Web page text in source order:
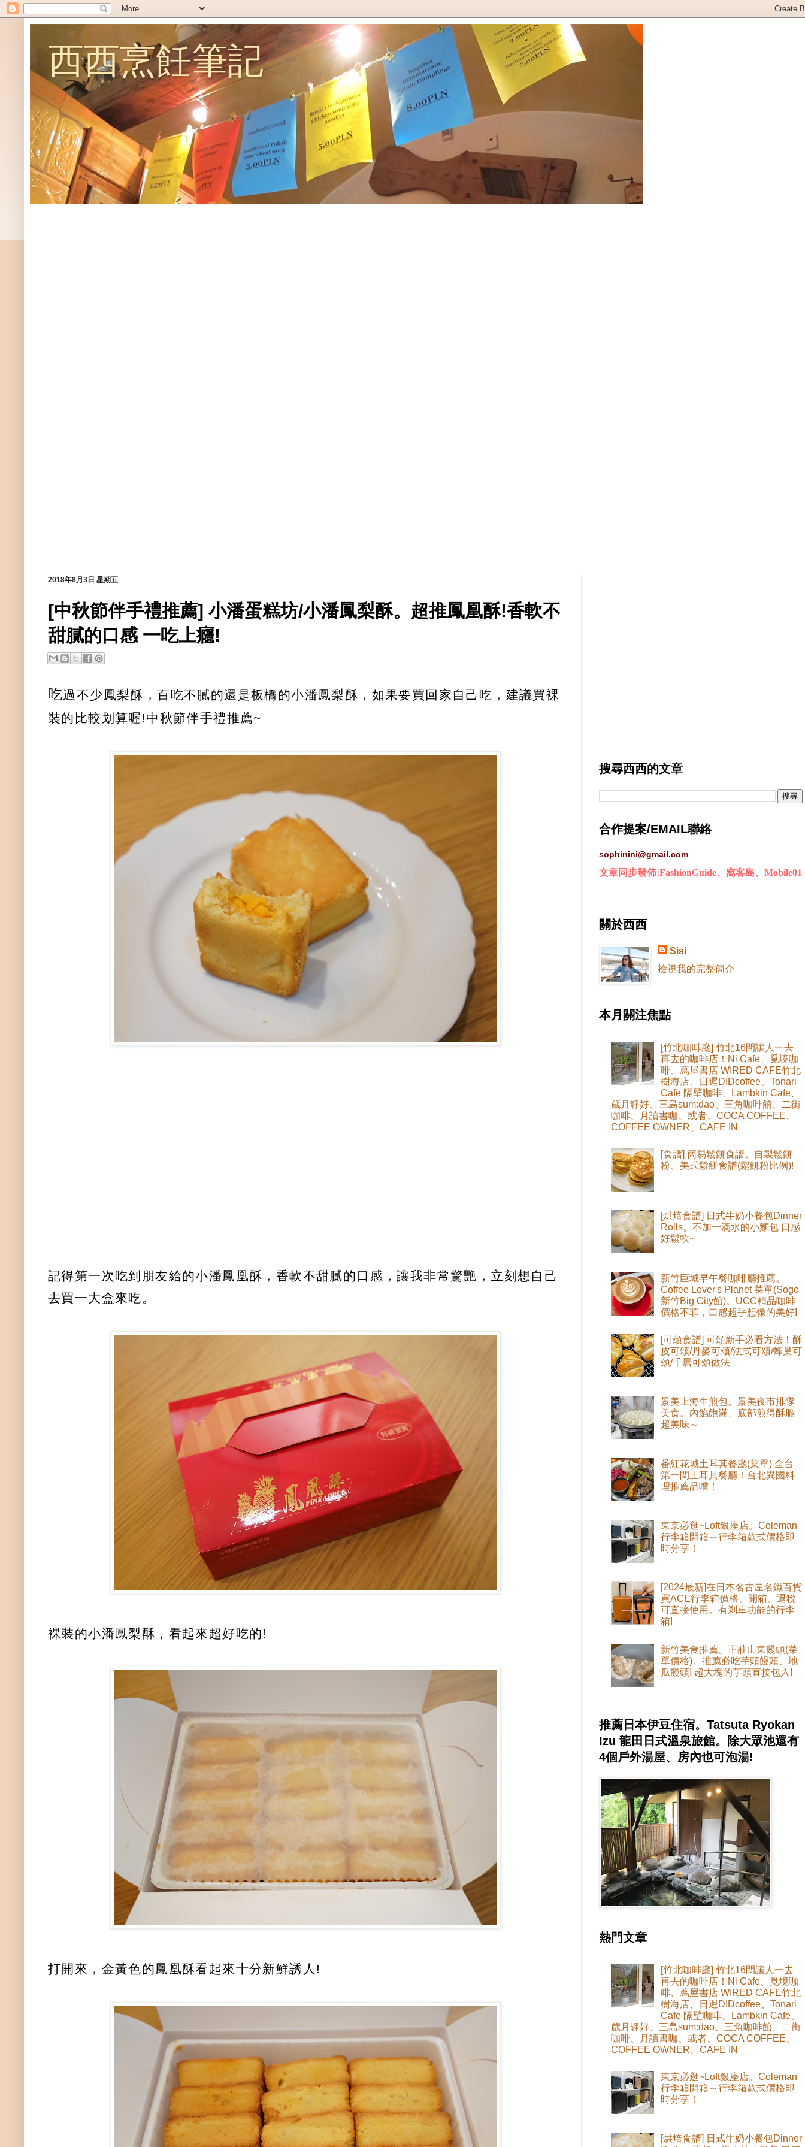
西西烹飪筆記
2018年8月3日 星期五
[中秋節伴手禮推薦] 小潘蛋糕坊/小潘鳳梨酥。超推鳳凰酥!香軟不
甜膩的口感 一吃上癮!
吃過不少鳳梨酥，百吃不膩的還是板橋的小潘鳳梨酥，如果要買回家自己吃，建議買裸
裝的比較划算喔!中秋節伴手禮推薦~
記得第一次吃到朋友給的小潘鳳凰酥，香軟不甜膩的口感，讓我非常驚艷，立刻想自己
去買一大盒來吃。
裸裝的小潘鳳梨酥，看起來超好吃的!
打開來，金黃色的鳳凰酥看起來十分新鮮誘人!
搜尋西西的文章
合作提案/EMAIL聯絡
sophinini@gmail.com
文章同步發佈:FashionGuide、窩客島、Mobile01
關於西西
Sisi
檢視我的完整簡介
本月關注焦點
[竹北咖啡廳] 竹北16間讓人一去
再去的咖啡店！Ni Cafe、覓境咖
啡、蔦屋書店 WIRED CAFE竹北
樹海店、日遲DIDcoffee、Tonari
Cafe 隔壁咖啡、Lambkin Cafe、
歲月靜好、三島sum:dao、三角咖啡館、二街
咖啡、月讀書咖、或者、COCA COFFEE、
COFFEE OWNER、CAFE IN
[食譜] 簡易鬆餅食譜。自製鬆餅
粉、美式鬆餅食譜(鬆餅粉比例)!
[烘焙食譜] 日式牛奶小餐包Dinner
Rolls。不加一滴水的小麵包 口感
好鬆軟~
新竹巨城早午餐咖啡廳推薦。
Coffee Lover's Planet 菜單(Sogo
新竹Big City館)。UCC精品咖啡
價格不菲，口感超乎想像的美好!
[可頌食譜] 可頌新手必看方法！酥
皮可頌/丹麥可頌/法式可頌/蜂巢可
頌/千層可頌做法
景美上海生煎包。景美夜市排隊
美食。內餡飽滿、底部煎得酥脆
超美味～
番紅花城土耳其餐廳(菜單) 全台
第一間土耳其餐廳！台北異國料
理推薦品嚐！
東京必逛~Loft銀座店。Coleman
行李箱開箱～行李箱款式價格即
時分享！
[2024最新]在日本名古屋名鐵百貨
買ACE行李箱價格、開箱、退稅
可直接使用。有剎車功能的行李
箱!
新竹美食推薦。正莊山東饅頭(菜
單價格)。推薦必吃芋頭饅頭、地
瓜饅頭! 超大塊的芋頭直接包入!
推薦日本伊豆住宿。Tatsuta Ryokan
Izu 龍田日式溫泉旅館。除大眾池還有
4個戶外湯屋、房內也可泡湯!
熱門文章
[竹北咖啡廳] 竹北16間讓人一去
再去的咖啡店！Ni Cafe、覓境咖
啡、蔦屋書店 WIRED CAFE竹北
樹海店、日遲DIDcoffee、Tonari
Cafe 隔壁咖啡、Lambkin Cafe、
歲月靜好、三島sum:dao、三角咖啡館、二街
咖啡、月讀書咖、或者、COCA COFFEE、
COFFEE OWNER、CAFE IN
東京必逛~Loft銀座店。Coleman
行李箱開箱～行李箱款式價格即
時分享！
[烘焙食譜] 日式牛奶小餐包Dinner